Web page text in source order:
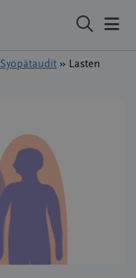
Syöpätaudit » Lasten